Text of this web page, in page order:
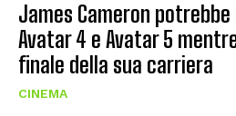
James Cameron
Avatar 4 e Avatar 5
finale della sua carriera
CINEMA